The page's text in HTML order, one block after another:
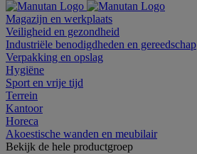
Magazijn en werkplaats
Veiligheid en gezondheid
Industriële benodigdheden en gereedschap
Verpakking en opslag
Hygiëne
Sport en vrije tijd
Terrein
Kantoor
Horeca
Akoestische wanden en meubilair
Bekijk de hele productgroep